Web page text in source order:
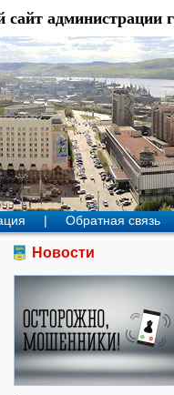
администрации
| Обратная связь
Новости